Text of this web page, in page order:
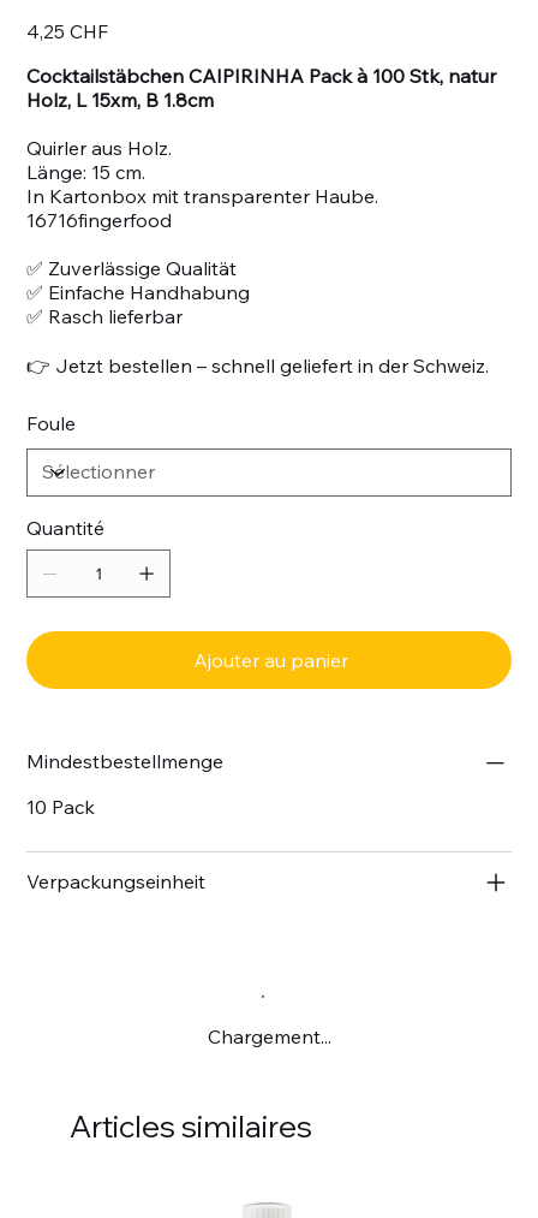
4,25 CHF
Cocktailstäbchen CAIPIRINHA Pack à 100 Stk, natur
Holz, L 15xm, B 1.8cm
Quirler aus Holz.
Länge: 15 cm.
In Kartonbox mit transparenter Haube.
16716fingerfood
✅ Zuverlässige Qualität
✅ Einfache Handhabung
✅ Rasch lieferbar
👉 Jetzt bestellen – schnell geliefert in der Schweiz.
Foule
Quantité
Ajouter au panier
Mindestbestellmenge
10 Pack
Verpackungseinheit
Chargement...
Articles similaires